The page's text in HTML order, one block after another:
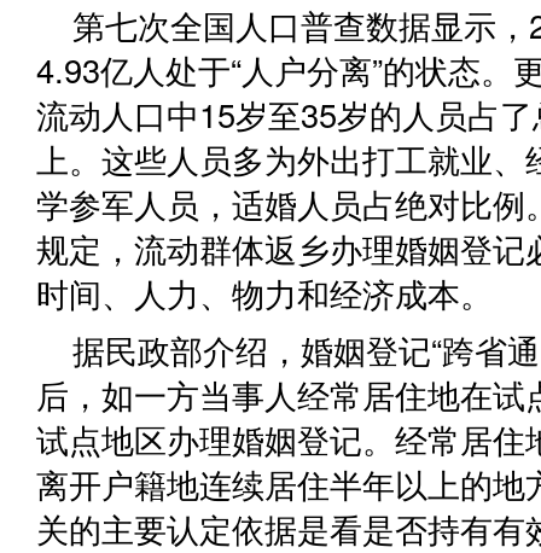
第七次全国人口普查数据显示
4.93亿人处于“人户分离”的状态。
流动人口中15岁至35岁的人员占
上。这些人员多为外出打工就业、
学参军人员，适婚人员占绝对比例
规定，流动群体返乡办理婚姻登记
时间、人力、物力和经济成本。
据民政部介绍，婚姻登记“跨省
后，如一方当事人经常居住地在试
试点地区办理婚姻登记。经常居住
离开户籍地连续居住半年以上的地
关的主要认定依据是看是否持有有